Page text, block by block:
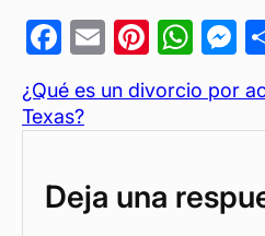
F
a
c
e
b
o
E
ail
Pi
er
es
W
at
s
p
M
n
er
¿Qué es un divorcio por
Texas?
Deja una